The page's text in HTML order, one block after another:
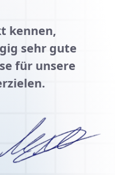
kennen,
sehr gute
für unsere